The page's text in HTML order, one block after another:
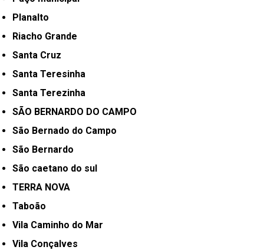
Planalto
Riacho Grande
Santa Cruz
Santa Teresinha
Santa Terezinha
SÃO BERNARDO DO CAMPO
São Bernado do Campo
São Bernardo
São caetano do sul
TERRA NOVA
Taboão
Vila Caminho do Mar
Vila Conçalves